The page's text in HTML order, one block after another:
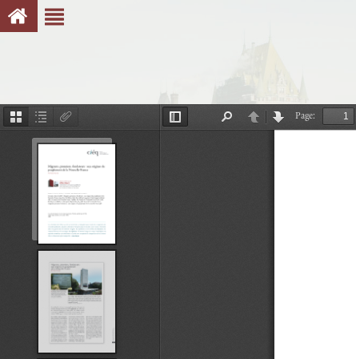
ThumbnailsDocument
Outline
Toggle
PreviousNext
Page: